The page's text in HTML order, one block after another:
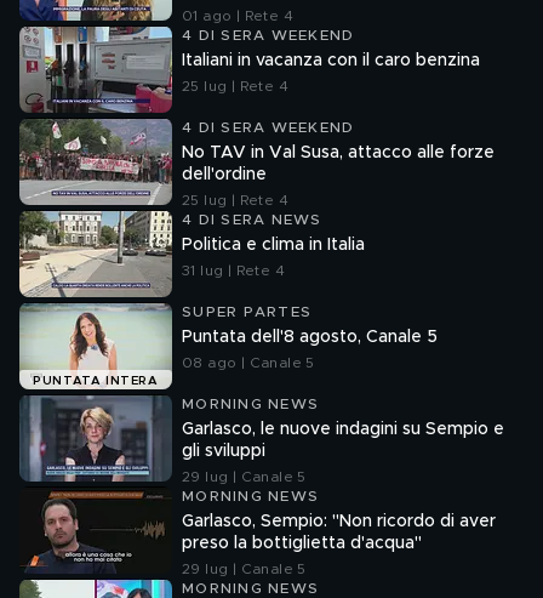
01 ago | Rete 4
4 DI SERA WEEKEND
Italiani in vacanza con il caro benzina
25 lug | Rete 4
4 DI SERA WEEKEND
No TAV in Val Susa, attacco alle forze
dell'ordine
25 lug | Rete 4
4 DI SERA NEWS
Politica e clima in Italia
31 lug | Rete 4
PUNTATA INTERA
SUPER PARTES
Puntata dell'8 agosto, Canale 5
08 ago | Canale 5
MORNING NEWS
Garlasco, le nuove indagini su Sempio e
gli sviluppi
29 lug | Canale 5
MORNING NEWS
Garlasco, Sempio: "Non ricordo di aver
preso la bottiglietta d'acqua"
29 lug | Canale 5
MORNING NEWS